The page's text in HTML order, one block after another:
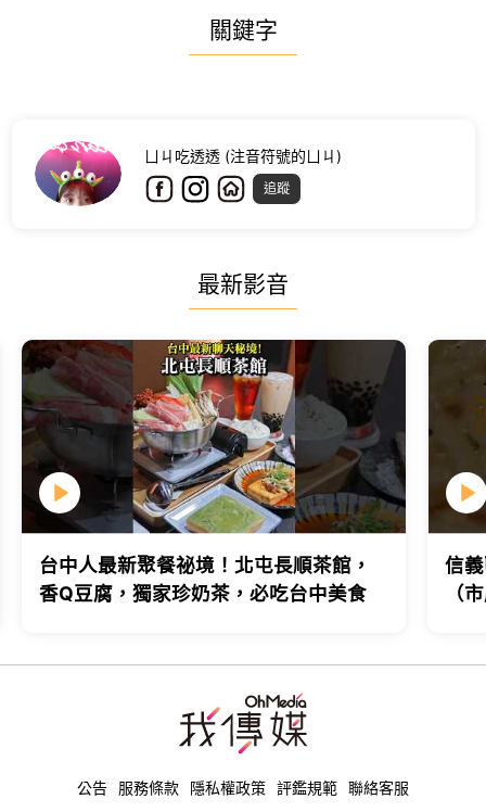
關鍵字
ㄩㄐ吃透透 (注音符號的ㄩㄐ)
追蹤
最新影音
台中人最新聚餐祕境！北屯長順茶館，
香Q豆腐，獨家珍奶茶，必吃台中美食
信
（
公告 服務條款 隱私權政策 評鑑規範 聯絡客服